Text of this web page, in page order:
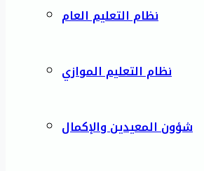
نظام التعليم العام
نظام التعليم الموازي
شؤون المعيدين والإكمال